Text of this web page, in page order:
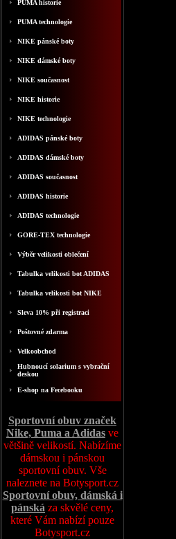
PUMA historie
PUMA technologie
NIKE pánské boty
NIKE dámské boty
NIKE současnost
NIKE historie
NIKE technologie
ADIDAS pánské boty
ADIDAS dámské boty
ADIDAS současnost
ADIDAS historie
ADIDAS technologie
GORE-TEX technologie
Výběr velikosti oblečení
Tabulka velikosti bot ADIDAS
Tabulka velikosti bot NIKE
Sleva 10% při registraci
Poštovné zdarma
Velkoobchod
Hubnoucí solarium s vybrační
deskou
E-shop na Fecebooku
Sportovní obuv značek
Nike, Puma a Adidas ve
většině velikostí. Nabízíme
dámskou i pánskou
sportovní obuv. Vše
naleznete na Botysport.cz
Sportovní obuv, dámská i
pánská za skvělé ceny,
které Vám nabízí pouze
Botysport.cz